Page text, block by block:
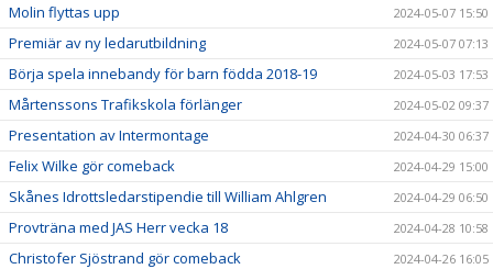
Molin flyttas upp 2024-05-07 15:50
Premiär av ny ledarutbildning 2024-05-07 07:13
Börja spela innebandy för barn födda 2018-19 2024-05-03 17:53
Mårtenssons Trafikskola förlänger 2024-05-02 09:37
Presentation av Intermontage 2024-04-30 06:37
Felix Wilke gör comeback 2024-04-29 15:00
Skånes Idrottsledarstipendie till William Ahlgren 2024-04-29 06:50
Provträna med JAS Herr vecka 18 2024-04-28 10:58
Christofer Sjöstrand gör comeback 2024-04-26 16:05